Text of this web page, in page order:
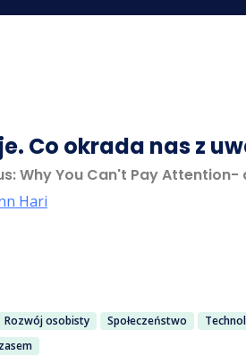
Co okrada nas z
Why You Can't Pay
Hari
Rozwój osobisty Społeczeństwo